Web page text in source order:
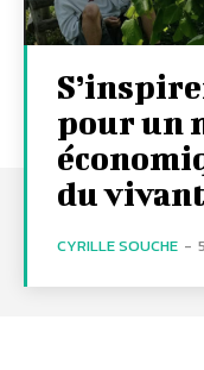
pour un
du
CYRILLE SOUCHE -